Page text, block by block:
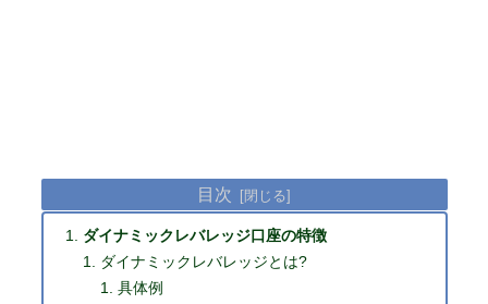
目次
ダイナミックレバレッジ口座の特徴
ダイナミックレバレッジとは?
具体例